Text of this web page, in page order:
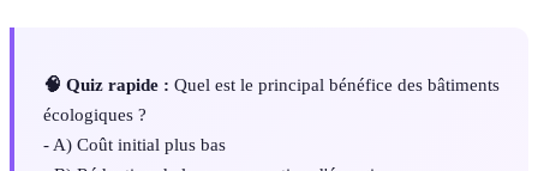
🧠 Quiz rapide : Quel est le principal bénéfice des bâtiments
écologiques ?
- A) Coût initial plus bas